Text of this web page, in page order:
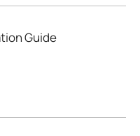
Guide